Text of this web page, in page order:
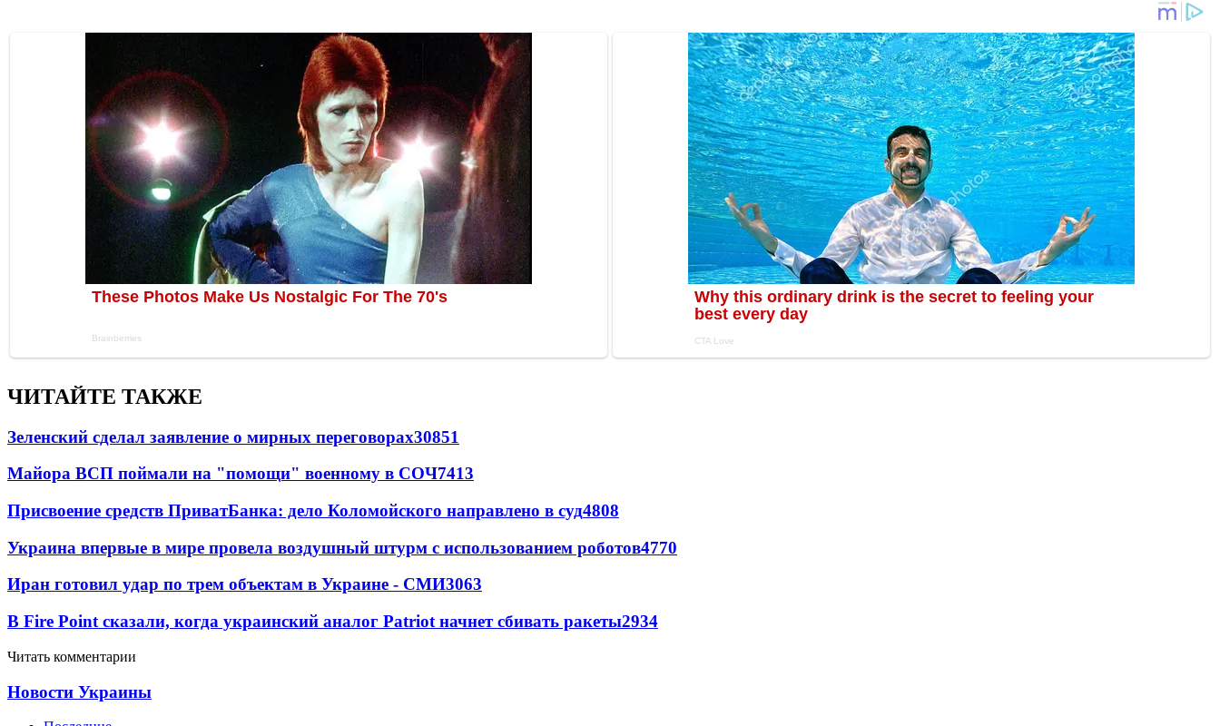
ЧИТАЙТЕ ТАКЖЕ
Зеленский сделал заявление о мирных переговорах30851
Майора ВСП поймали на "помощи" военному в СОЧ7413
Присвоение средств ПриватБанка: дело Коломойского направлено в суд4808
Украина впервые в мире провела воздушный штурм с использованием роботов4770
Иран готовил удар по трем объектам в Украине - СМИ3063
В Fire Point сказали, когда украинский аналог Patriot начнет сбивать ракеты2934
Читать комментарии
Новости Украины